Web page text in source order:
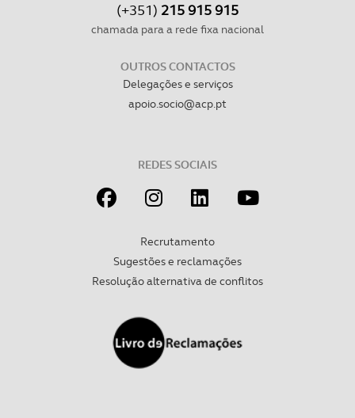
(+351) 215 915 915
chamada para a rede fixa nacional
OUTROS CONTACTOS
Delegações e serviços
apoio.socio@acp.pt
REDES SOCIAIS
Recrutamento
Sugestões e reclamações
Resolução alternativa de conflitos